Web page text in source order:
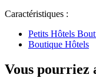
Caractéristiques :
Petits Hôtels
Boutique Hôtels
Vous pourriez